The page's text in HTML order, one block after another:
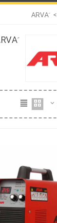
> َARVA
َARVA